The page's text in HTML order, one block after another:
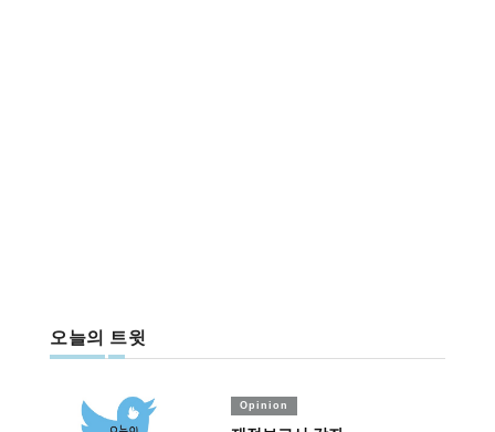
오늘의 트윗
Opinion